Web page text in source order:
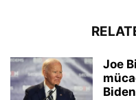
Joe